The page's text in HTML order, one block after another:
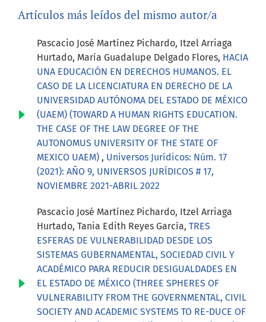
Artículos más leídos del mismo autor/a
Pascacio José Martínez Pichardo, Itzel Arriaga
Hurtado, María Guadalupe Delgado Flores, HACIA
UNA EDUCACIÓN EN DERECHOS HUMANOS. EL
CASO DE LA LICENCIATURA EN DERECHO DE LA
UNIVERSIDAD AUTÓNOMA DEL ESTADO DE MÉXICO
(UAEM) (TOWARD A HUMAN RIGHTS EDUCATION.
THE CASE OF THE LAW DEGREE OF THE
AUTONOMUS UNIVERSITY OF THE STATE OF
MEXICO UAEM) , Universos Jurídicos: Núm. 17
(2021): AÑO 9, UNIVERSOS JURÍDICOS # 17,
NOVIEMBRE 2021-ABRIL 2022
Pascacio José Martínez Pichardo, Itzel Arriaga
Hurtado, Tania Edith Reyes García, TRES
ESFERAS DE VULNERABILIDAD DESDE LOS
SISTEMAS GUBERNAMENTAL, SOCIEDAD CIVIL Y
ACADÉMICO PARA REDUCIR DESIGUALDADES EN
EL ESTADO DE MÉXICO (THREE SPHERES OF
VULNERABILITY FROM THE GOVERNMENTAL, CIVIL
SOCIETY AND ACADEMIC SYSTEMS TO RE-DUCE OF